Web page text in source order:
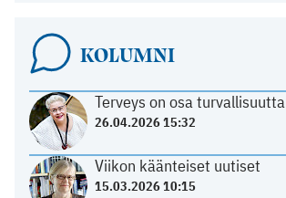
KOLUMNI
Terveys on osa turvallisuutta
26.04.2026 15:32
Viikon käänteiset uutiset
15.03.2026 10:15